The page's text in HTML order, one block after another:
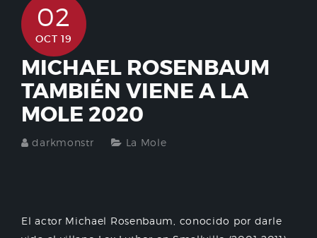
02
OCT 19
MICHAEL ROSENBAUM
TAMBIÉN VIENE A LA
MOLE 2020
darkmonstr La Mole
El actor Michael Rosenbaum, conocido por darle